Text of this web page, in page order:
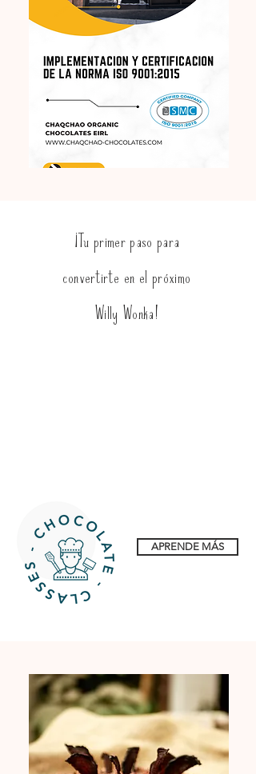
¡Tu primer paso para
convertirte en el próximo
Willy Wonka!
APRENDE MÁS